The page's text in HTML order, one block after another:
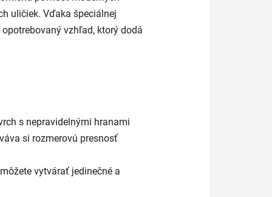
uličiek. Vďaka špeciálnej
vzhľad, ktorý dodá
s nepravidelnými hranami
si rozmerovú presnosť
vytvárať jedinečné a